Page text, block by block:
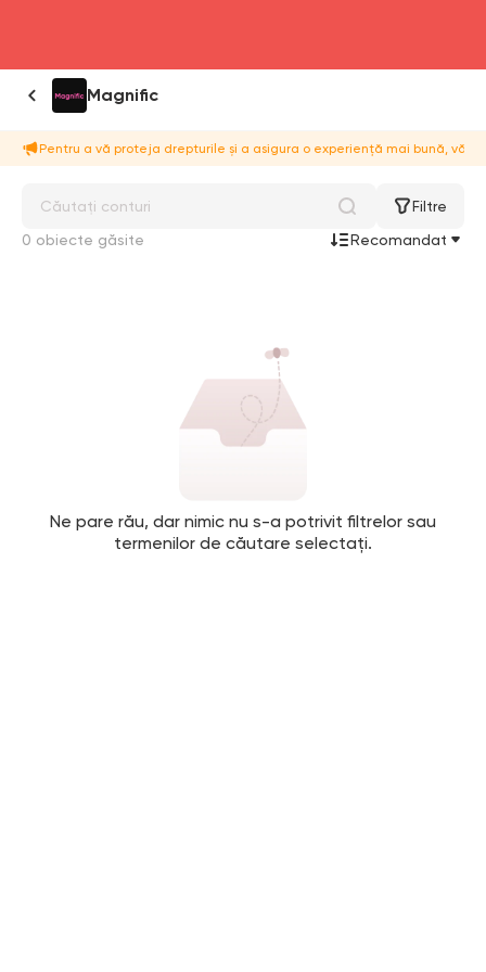
Magnific
Pentru a vă proteja drepturile și a asigura o experiență mai bună, vă
Filtre
0 obiecte găsite
Recomandat
Ne pare rău, dar nimic nu s-a potrivit filtrelor sau
termenilor de căutare selectați.